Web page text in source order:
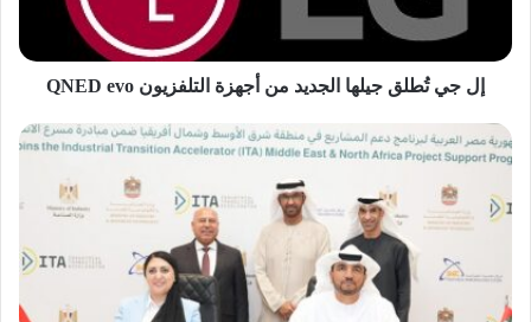
التلفزيون
QNED
إل جي تُطلق جيلها الجديد من أجهزة التلفزيون QNED evo
تعزيز
الاستدامة:
تُعلن
مشاركتها
مسرّع
الانتقال